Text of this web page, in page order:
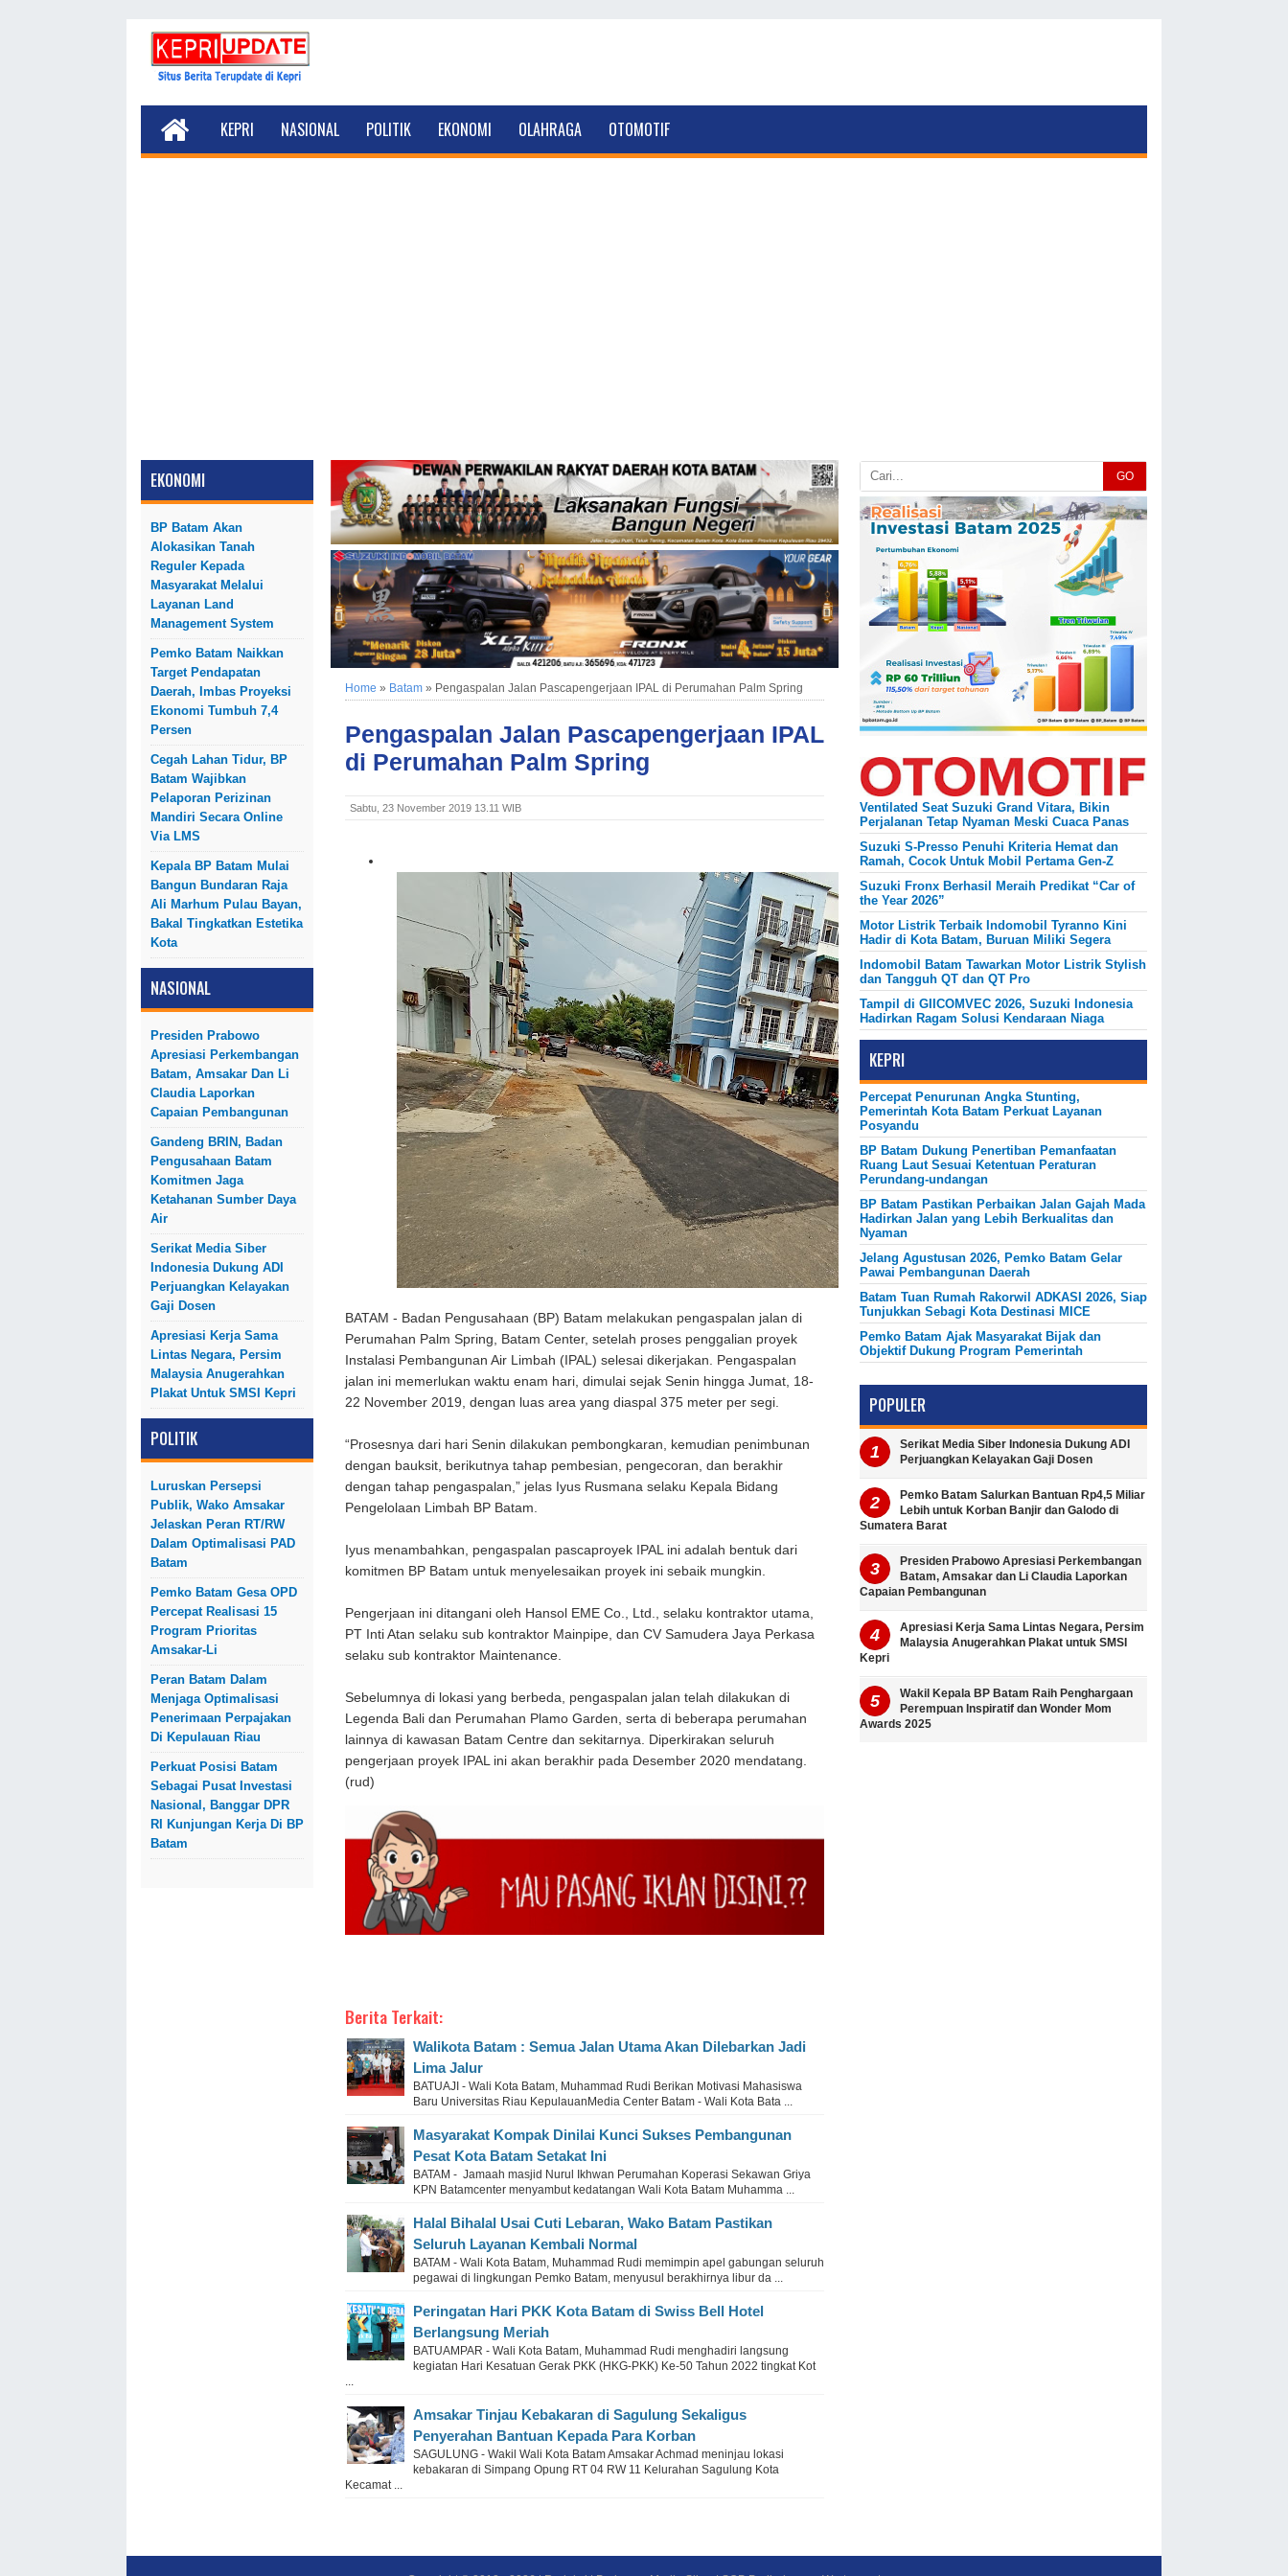
KEPRI NASIONAL POLITIK EKONOMI OLAHRAGA OTOMOTIF
EKONOMI
BP Batam Akan
Alokasikan Tanah
Reguler Kepada
Masyarakat Melalui
Layanan Land
Management System
Pemko Batam Naikkan
Target Pendapatan
Daerah, Imbas Proyeksi
Ekonomi Tumbuh 7,4
Persen
Cegah Lahan Tidur, BP
Batam Wajibkan
Pelaporan Perizinan
Mandiri Secara Online
Via LMS
Kepala BP Batam Mulai
Bangun Bundaran Raja
Ali Marhum Pulau Bayan,
Bakal Tingkatkan Estetika
Kota
NASIONAL
Presiden Prabowo
Apresiasi Perkembangan
Batam, Amsakar Dan Li
Claudia Laporkan
Capaian Pembangunan
Gandeng BRIN, Badan
Pengusahaan Batam
Komitmen Jaga
Ketahanan Sumber Daya
Air
Serikat Media Siber
Indonesia Dukung ADI
Perjuangkan Kelayakan
Gaji Dosen
Apresiasi Kerja Sama
Lintas Negara, Persim
Malaysia Anugerahkan
Plakat Untuk SMSI Kepri
POLITIK
Luruskan Persepsi
Publik, Wako Amsakar
Jelaskan Peran RT/RW
Dalam Optimalisasi PAD
Batam
Pemko Batam Gesa OPD
Percepat Realisasi 15
Program Prioritas
Amsakar-Li
Peran Batam Dalam
Menjaga Optimalisasi
Penerimaan Perpajakan
Di Kepulauan Riau
Perkuat Posisi Batam
Sebagai Pusat Investasi
Nasional, Banggar DPR
RI Kunjungan Kerja Di BP
Batam
Home » Batam » Pengaspalan Jalan Pascapengerjaan IPAL di Perumahan Palm Spring
Pengaspalan Jalan Pascapengerjaan IPAL
di Perumahan Palm Spring
Sabtu, 23 November 2019 13.11 WIB
BATAM - Badan Pengusahaan (BP) Batam melakukan pengaspalan jalan di
Perumahan Palm Spring, Batam Center, setelah proses penggalian proyek
Instalasi Pembangunan Air Limbah (IPAL) selesai dikerjakan. Pengaspalan
jalan ini memerlukan waktu enam hari, dimulai sejak Senin hingga Jumat, 18-
22 November 2019, dengan luas area yang diaspal 375 meter per segi.
“Prosesnya dari hari Senin dilakukan pembongkaran, kemudian penimbunan
dengan bauksit, berikutnya tahap pembesian, pengecoran, dan berakhir
dengan tahap pengaspalan,” jelas Iyus Rusmana selaku Kepala Bidang
Pengelolaan Limbah BP Batam.
Iyus menambahkan, pengaspalan pascaproyek IPAL ini adalah bentuk dari
komitmen BP Batam untuk menyelesaikan proyek ini sebaik mungkin.
Pengerjaan ini ditangani oleh Hansol EME Co., Ltd., selaku kontraktor utama,
PT Inti Atan selaku sub kontraktor Mainpipe, dan CV Samudera Jaya Perkasa
selaku sub kontraktor Maintenance.
Sebelumnya di lokasi yang berbeda, pengaspalan jalan telah dilakukan di
Legenda Bali dan Perumahan Plamo Garden, serta di beberapa perumahan
lainnya di kawasan Batam Centre dan sekitarnya. Diperkirakan seluruh
pengerjaan proyek IPAL ini akan berakhir pada Desember 2020 mendatang.
(rud)
Berita Terkait:
Walikota Batam : Semua Jalan Utama Akan Dilebarkan Jadi
Lima Jalur
BATUAJI - Wali Kota Batam, Muhammad Rudi Berikan Motivasi Mahasiswa
Baru Universitas Riau KepulauanMedia Center Batam - Wali Kota Bata ...
Masyarakat Kompak Dinilai Kunci Sukses Pembangunan
Pesat Kota Batam Setakat Ini
BATAM - Jamaah masjid Nurul Ikhwan Perumahan Koperasi Sekawan Griya
KPN Batamcenter menyambut kedatangan Wali Kota Batam Muhamma ...
Halal Bihalal Usai Cuti Lebaran, Wako Batam Pastikan
Seluruh Layanan Kembali Normal
BATAM - Wali Kota Batam, Muhammad Rudi memimpin apel gabungan seluruh
pegawai di lingkungan Pemko Batam, menyusul berakhirnya libur da ...
Peringatan Hari PKK Kota Batam di Swiss Bell Hotel
Berlangsung Meriah
BATUAMPAR - Wali Kota Batam, Muhammad Rudi menghadiri langsung
kegiatan Hari Kesatuan Gerak PKK (HKG-PKK) Ke-50 Tahun 2022 tingkat Kot
...
Amsakar Tinjau Kebakaran di Sagulung Sekaligus
Penyerahan Bantuan Kepada Para Korban
SAGULUNG - Wakil Wali Kota Batam Amsakar Achmad meninjau lokasi
kebakaran di Simpang Opung RT 04 RW 11 Kelurahan Sagulung Kota
Kecamat ...
GO
Ventilated Seat Suzuki Grand Vitara, Bikin
Perjalanan Tetap Nyaman Meski Cuaca Panas
Suzuki S-Presso Penuhi Kriteria Hemat dan
Ramah, Cocok Untuk Mobil Pertama Gen-Z
Suzuki Fronx Berhasil Meraih Predikat “Car of
the Year 2026”
Motor Listrik Terbaik Indomobil Tyranno Kini
Hadir di Kota Batam, Buruan Miliki Segera
Indomobil Batam Tawarkan Motor Listrik Stylish
dan Tangguh QT dan QT Pro
Tampil di GIICOMVEC 2026, Suzuki Indonesia
Hadirkan Ragam Solusi Kendaraan Niaga
KEPRI
Percepat Penurunan Angka Stunting,
Pemerintah Kota Batam Perkuat Layanan
Posyandu
BP Batam Dukung Penertiban Pemanfaatan
Ruang Laut Sesuai Ketentuan Peraturan
Perundang-undangan
BP Batam Pastikan Perbaikan Jalan Gajah Mada
Hadirkan Jalan yang Lebih Berkualitas dan
Nyaman
Jelang Agustusan 2026, Pemko Batam Gelar
Pawai Pembangunan Daerah
Batam Tuan Rumah Rakorwil ADKASI 2026, Siap
Tunjukkan Sebagi Kota Destinasi MICE
Pemko Batam Ajak Masyarakat Bijak dan
Objektif Dukung Program Pemerintah
POPULER
Serikat Media Siber Indonesia Dukung ADI
Perjuangkan Kelayakan Gaji Dosen
Pemko Batam Salurkan Bantuan Rp4,5 Miliar
Lebih untuk Korban Banjir dan Galodo di
Sumatera Barat
Presiden Prabowo Apresiasi Perkembangan
Batam, Amsakar dan Li Claudia Laporkan
Capaian Pembangunan
Apresiasi Kerja Sama Lintas Negara, Persim
Malaysia Anugerahkan Plakat untuk SMSI
Kepri
Wakil Kepala BP Batam Raih Penghargaan
Perempuan Inspiratif dan Wonder Mom
Awards 2025